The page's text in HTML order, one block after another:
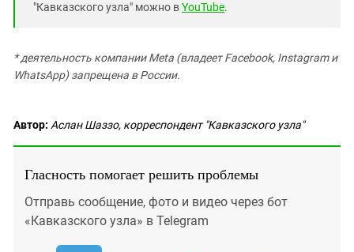
"Кавказского узла" можно вYouTube.
* деятельность компании Meta (владеет Facebook, Instagram и
WhatsApp) запрещена в России.
Автор: Аслан Шаззо, корреспондент "Кавказского узла"
Гласность помогает решить проблемы
Отправь сообщение, фото и видео через бот
«Кавказского узла» в Telegram